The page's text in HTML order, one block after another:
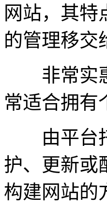
网站，其特
的管理移交
非常实惠
常适合拥有
由平台托
护、更新或
构建网站的